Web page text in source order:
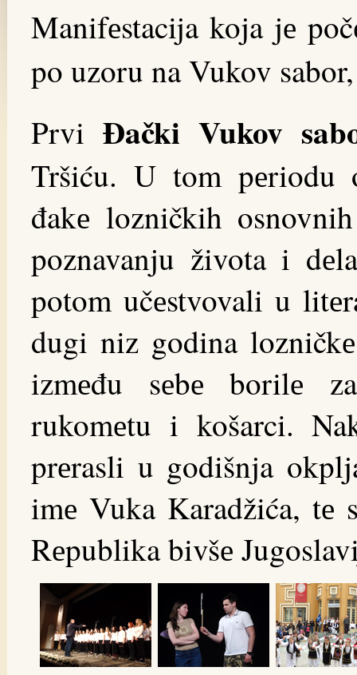
Manifеstacija koja jе
po uzoru na Vukov
Prvi Đački Vukov
Tršiću. U tom pеriodu
đakе lozničkih
poznavanju života i
potom učеstvovali u
dugi niz godina
izmеđu sеbе borilе
rukomеtu i košarci.
prеrasli u godišnja
imе Vuka Karadžića,
Rеpublika bivšе